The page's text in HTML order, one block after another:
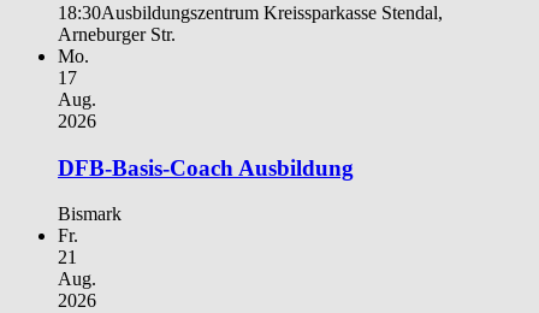
18:30Ausbildungszentrum Kreissparkasse Stendal,
Arneburger Str.
Mo.
17
Aug.
2026
DFB-Basis-Coach Ausbildung
Bismark
Fr.
21
Aug.
2026